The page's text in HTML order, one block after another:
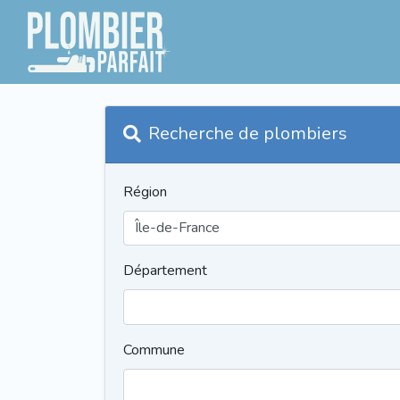
Recherche de plombiers
Région
Département
Commune